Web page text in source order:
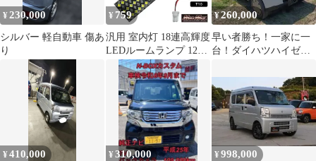
¥ 230,000
シルバー 軽自動車 傷あ
り
¥ 759
汎用 室内灯 18連高輝度
LEDルームランプ 12V
専用 乗用車 軽自動車
軽トラック 軽バン キャ
リー ハイゼット ピクシ
ス サンバー スクラム
クリッパー ミニキャブ
¥260,000
早い者勝ち！一家に一
台！ダイハツハイゼッ
バン
¥410,000 ¥310,000 ¥998,000